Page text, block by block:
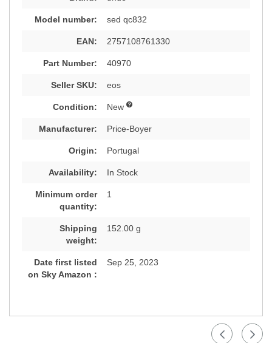
Model number: sed qc832
EAN: 2757108761330
Part Number: 40970
Seller SKU: eos
Condition: New
Manufacturer: Price-Boyer
Origin: Portugal
Availability: In Stock
Minimum order
quantity:
1
Shipping
weight:
152.00 g
Date first listed
on Sky Amazon :
Sep 25, 2023